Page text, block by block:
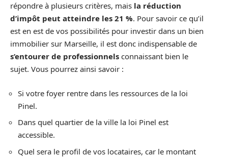
répondre à plusieurs critères, mais la réduction
d’impôt peut atteindre les 21 %. Pour savoir ce qu’il
est en est de vos possibilités pour investir dans un bien
immobilier sur Marseille, il est donc indispensable de
s’entourer de professionnels connaissant bien le
sujet. Vous pourrez ainsi savoir :
Si votre foyer rentre dans les ressources de la loi
Pinel.
Dans quel quartier de la ville la loi Pinel est
accessible.
Quel sera le profil de vos locataires, car le montant